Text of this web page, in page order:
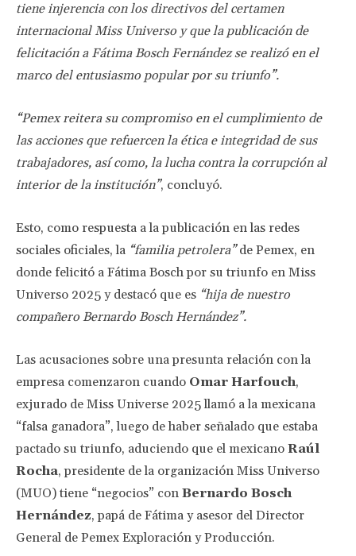
tiene injerencia con los directivos del certamen
internacional Miss Universo y que la publicación de
felicitación a Fátima Bosch Fernández se realizó en el
marco del entusiasmo popular por su triunfo”.
“Pemex reitera su compromiso en el cumplimiento de
las acciones que refuercen la ética e integridad de sus
trabajadores, así como, la lucha contra la corrupción al
interior de la institución”, concluyó.
Esto, como respuesta a la publicación en las redes
sociales oficiales, la “familia petrolera”de Pemex, en
donde felicitó a Fátima Bosch por su triunfo en Miss
Universo 2025 y destacó que es “hija de nuestro
compañero Bernardo Bosch Hernández”.
Las acusaciones sobre una presunta relación con la
empresa comenzaron cuando Omar Harfouch,
exjurado de Miss Universe 2025 llamó a la mexicana
“falsa ganadora”, luego de haber señalado que estaba
pactado su triunfo, aduciendo que el mexicano Raúl
Rocha, presidente de la organización Miss Universo
(MUO) tiene “negocios” con Bernardo Bosch
Hernández, papá de Fátima y asesor del Director
General de Pemex Exploración y Producción.